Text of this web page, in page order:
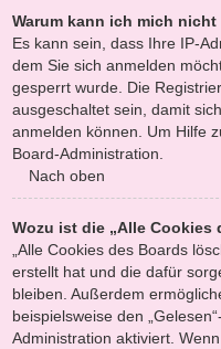
Warum kann ich mich
Es kann sein, dass Ihre IP-
dem Sie sich anmelden
gesperrt wurde. Die
ausgeschaltet sein, damit
anmelden können. Um Hilfe
Board-Administration.
Nach oben
Wozu ist die „Alle
„Alle Cookies des Boards
erstellt hat und die dafür
bleiben. Außerdem
beispielsweise den
Administration aktiviert.